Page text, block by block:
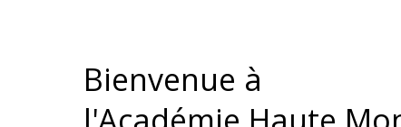
Bienvenue à